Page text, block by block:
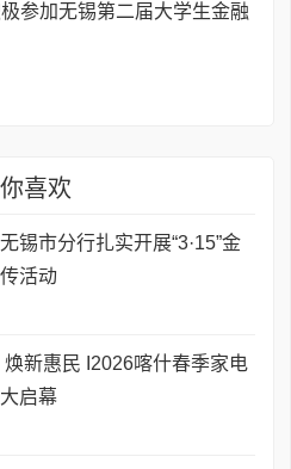
参加无锡第二届大学生金融
喜欢
锡市分行扎实开展“3·15”金
活动
焕新惠民 I2026喀什春季家电
启幕